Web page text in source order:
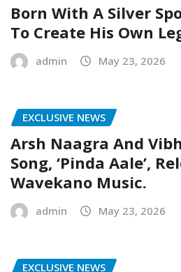
Born With A Silver
To Create His Own
admin May 23, 2026
EXCLUSIVE NEWS
Arsh Naagra And
Song, ‘Pinda Aale’,
Wavekano Music.
admin May 23, 2026
EXCLUSIVE NEWS